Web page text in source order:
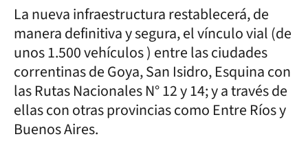
La nueva infraestructura restablecerá, de
manera definitiva y segura, el vínculo vial (de
unos 1.500 vehículos ) entre las ciudades
correntinas de Goya, San Isidro, Esquina con
las Rutas Nacionales N° 12 y 14; y a través de
ellas con otras provincias como Entre Ríos y
Buenos Aires.